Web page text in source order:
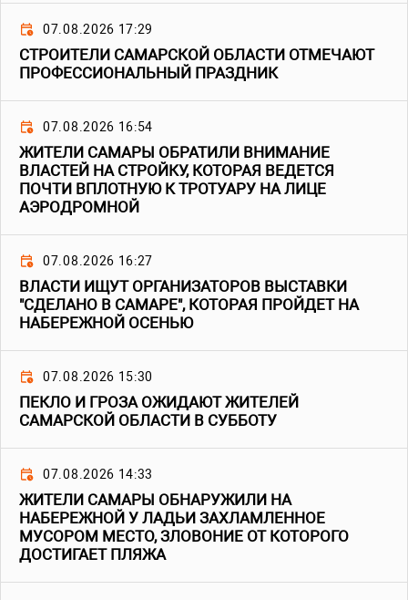
07.08.2026 17:29
СТРОИТЕЛИ САМАРСКОЙ ОБЛАСТИ ОТМЕЧАЮТ
ПРОФЕССИОНАЛЬНЫЙ ПРАЗДНИК
07.08.2026 16:54
ЖИТЕЛИ САМАРЫ ОБРАТИЛИ ВНИМАНИЕ
ВЛАСТЕЙ НА СТРОЙКУ, КОТОРАЯ ВЕДЕТСЯ
ПОЧТИ ВПЛОТНУЮ К ТРОТУАРУ НА ЛИЦЕ
АЭРОДРОМНОЙ
07.08.2026 16:27
ВЛАСТИ ИЩУТ ОРГАНИЗАТОРОВ ВЫСТАВКИ
"СДЕЛАНО В САМАРЕ", КОТОРАЯ ПРОЙДЕТ НА
НАБЕРЕЖНОЙ ОСЕНЬЮ
07.08.2026 15:30
ПЕКЛО И ГРОЗА ОЖИДАЮТ ЖИТЕЛЕЙ
САМАРСКОЙ ОБЛАСТИ В СУББОТУ
07.08.2026 14:33
ЖИТЕЛИ САМАРЫ ОБНАРУЖИЛИ НА
НАБЕРЕЖНОЙ У ЛАДЬИ ЗАХЛАМЛЕННОЕ
МУСОРОМ МЕСТО, ЗЛОВОНИЕ ОТ КОТОРОГО
ДОСТИГАЕТ ПЛЯЖА